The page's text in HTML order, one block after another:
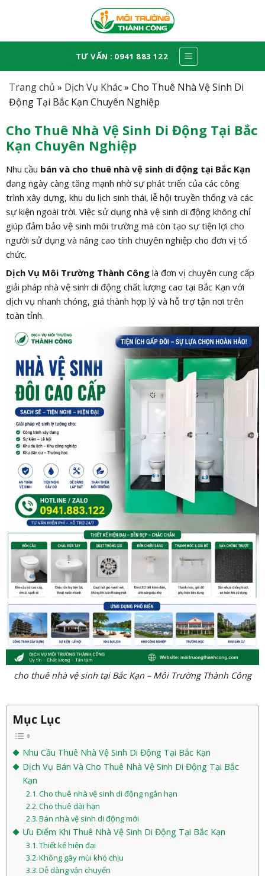
TƯ VẤN : 0941 883 122
Trang chủ » Dịch Vụ Khác» Cho Thuê Nhà Vệ Sinh Di
Động Tại Bắc Kạn Chuyên Nghiệp
Cho Thuê Nhà Vệ Sinh Di Động Tại Bắc
Kạn Chuyên Nghiệp
Nhu cầu bán và cho thuê nhà vệ sinh di động tại Bắc Kạn
đang ngày càng tăng mạnh nhờ sự phát triển của các công
trình xây dựng, khu du lịch sinh thái, lễ hội truyền thống và các
sự kiện ngoài trời. Việc sử dụng nhà vệ sinh di động không chỉ
giúp đảm bảo vệ sinh môi trường mà còn tạo sự tiện lợi cho
người sử dụng và nâng cao tính chuyên nghiệp cho đơn vị tổ
chức.
Dịch Vụ Môi Trường Thành Cônglà đơn vị chuyên cung cấp
giải pháp nhà vệ sinh di động chất lượng cao tại Bắc Kạn với
dịch vụ nhanh chóng, giá thành hợp lý và hỗ trợ tận nơi trên
toàn tỉnh.
cho thuê nhà vệ sinh tại Bắc Kạn – Môi Trường Thành Công
Mục Lục
Nhu Cầu Thuê Nhà Vệ Sinh Di Động Tại Bắc Kạn
Dịch Vụ Bán Và Cho Thuê Nhà Vệ Sinh Di Động Tại Bắc
Kạn
Cho thuê nhà vệ sinh di động ngắn hạn
Cho thuê dài hạn
Bán nhà vệ sinh di động mới
Ưu Điểm Khi Thuê Nhà Vệ Sinh Di Động Tại Bắc Kạn
Thiết kế hiện đại
Không gây mùi khó chịu
Dễ dàng vận chuyển